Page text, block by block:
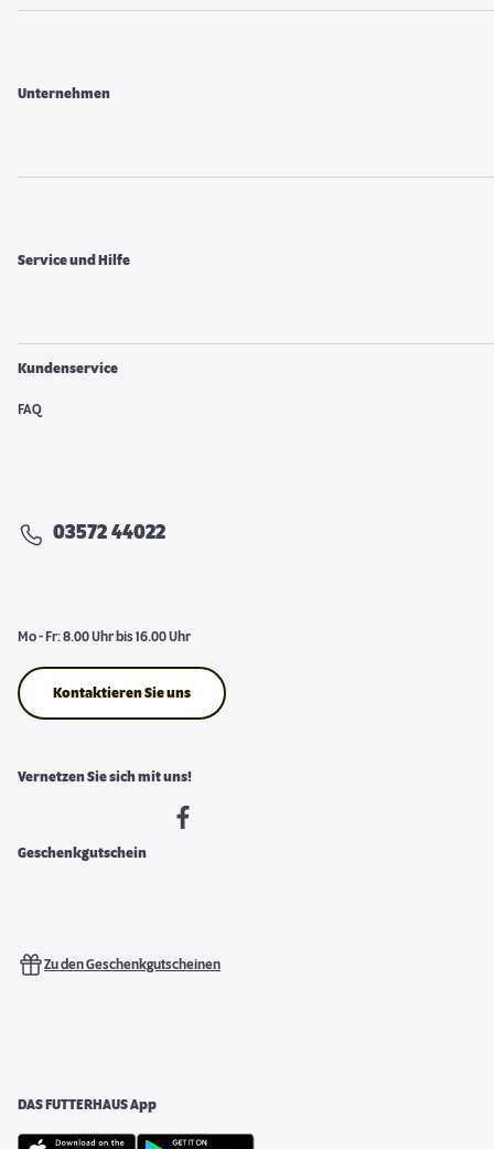
Unternehmen
Service und Hilfe
Kundenservice
FAQ
03572 44022
Mo - Fr: 8.00 Uhr bis 16.00 Uhr
Kontaktieren Sie uns
Vernetzen Sie sich mit uns!
Geschenkgutschein
Zu den Geschenkgutscheinen
DAS FUTTERHAUS App